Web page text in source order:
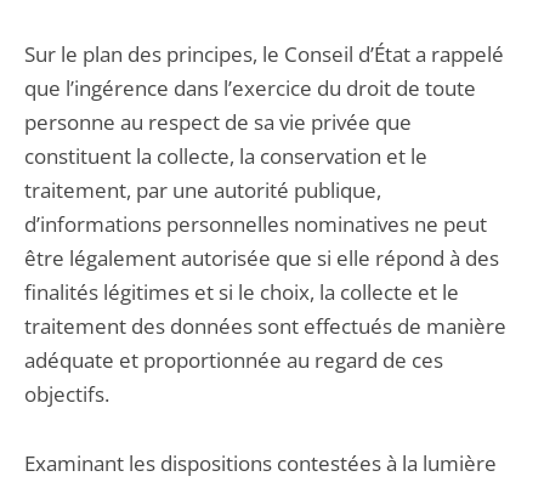
Sur le plan des principes, le Conseil d’État a rappelé
que l’ingérence dans l’exercice du droit de toute
personne au respect de sa vie privée que
constituent la collecte, la conservation et le
traitement, par une autorité publique,
d’informations personnelles nominatives ne peut
être légalement autorisée que si elle répond à des
finalités légitimes et si le choix, la collecte et le
traitement des données sont effectués de manière
adéquate et proportionnée au regard de ces
objectifs.
Examinant les dispositions contestées à la lumière